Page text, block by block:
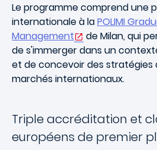
Le programme comprend une
internationale à laPOLIMI
Management
de Milan, qui
de s'immerger dans un
et de concevoir des stratégies
marchés internationaux.
Triple accréditation et
européens de premier